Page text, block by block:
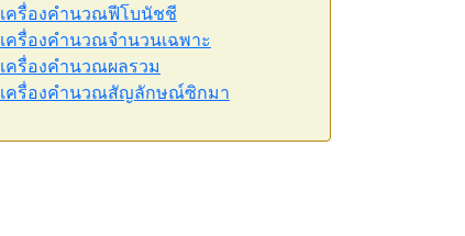
เครื่องคำนวณฟีโบนัชชี
เครื่องคำนวณจำนวนเฉพาะ
เครื่องคำนวณผลรวม
เครื่องคำนวณสัญลักษณ์ซิกมา